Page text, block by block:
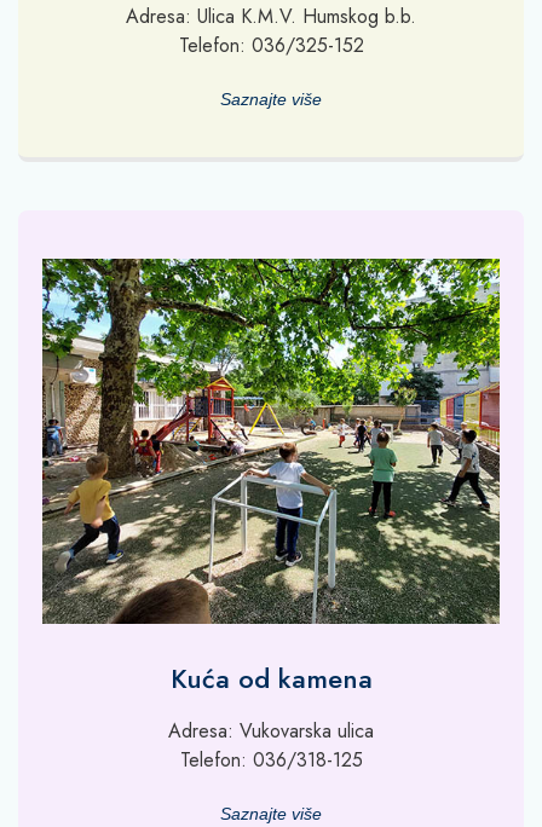
Adresa: Ulica K.M.V. Humskog b.b.
Telefon: 036/325-152
Saznajte više
Kuća od kamena
Adresa: Vukovarska ulica
Telefon: 036/318-125
Saznajte više